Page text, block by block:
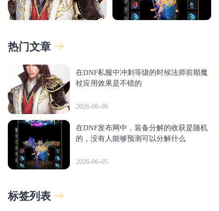
热门文章
在DNF私服中冲刺等级的时候法师前期魔
杖应用效果是不错的
2026-06-06
在DNF发布网中，装备分解的收获是随机
的，没有人能够预测可以分解什么
2026-06-05
标签列表